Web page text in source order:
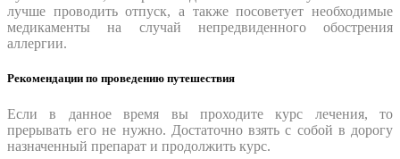
лучше проводить отпуск, а также посоветует необходимые
медикаменты на случай непредвиденного обострения
аллергии.
Рекомендации по проведению путешествия
Если в данное время вы проходите курс лечения, то
прерывать его не нужно. Достаточно взять с собой в дорогу
назначенный препарат и продолжить курс.